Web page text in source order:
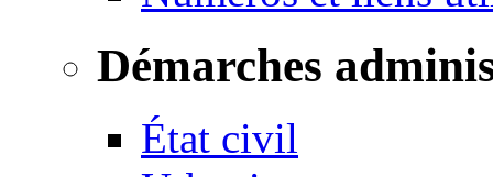
Démarches
État civil